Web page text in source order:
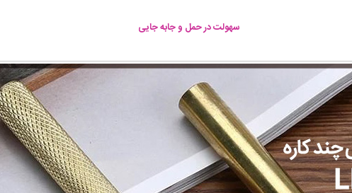
سهولت در حمل و جابه جایی